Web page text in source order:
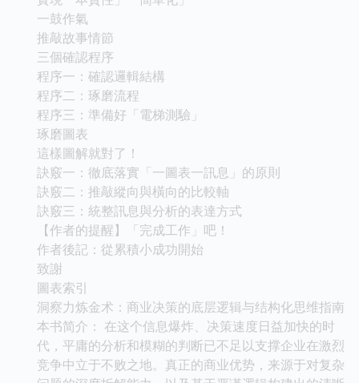
一鼓作氣
推敲故事情節
三個確認程序
程序一：確認邏輯結構
程序二：琢磨流程
程序三：準備好「電梯測驗」
琢磨圖表
這樣圖解就對了！
訣竅一：徹底落實「一圖表一訊息」的原則
訣竅二：推敲縱向與橫向的比較軸
訣竅三：統整訊息與分析的表達方式
【作者的提醒】「完成工作」吧！
作者後記：從累積小成功開始
致謝
圖表索引
洞察力炼金术：商业决策的底层逻辑与结构化思维指南
本书简介： 在这个信息爆炸、决策速度日益加快的时
代，平庸的分析和模糊的判断已不足以支撑企业在激烈
竞争中立于不败之地。真正的商业优势，来源于对复杂